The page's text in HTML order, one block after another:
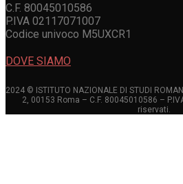
C.F. 80045010586
P.IVA 02117071007
Codice univoco M5UXCR1
DOVE SIAMO
2024 © ISTITUTO NAZIONALE DI STUDI
2, 00153 Roma – C.F. 80045010586 –
riservati.